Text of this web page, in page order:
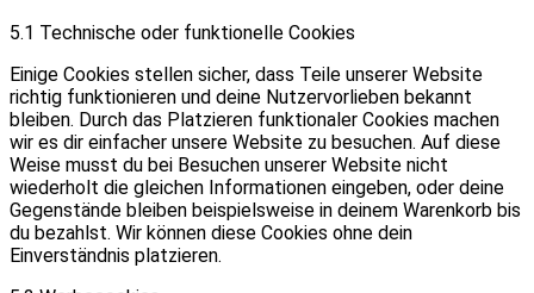
5.1 Technische oder funktionelle Cookies
Einige Cookies stellen sicher, dass Teile unserer Website
richtig funktionieren und deine Nutzervorlieben bekannt
bleiben. Durch das Platzieren funktionaler Cookies machen
wir es dir einfacher unsere Website zu besuchen. Auf diese
Weise musst du bei Besuchen unserer Website nicht
wiederholt die gleichen Informationen eingeben, oder deine
Gegenstände bleiben beispielsweise in deinem Warenkorb bis
du bezahlst. Wir können diese Cookies ohne dein
Einverständnis platzieren.